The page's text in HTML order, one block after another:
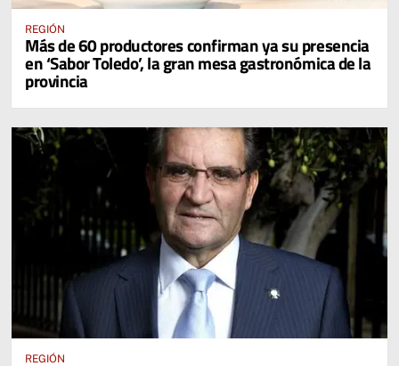
REGIÓN
Más de 60 productores confirman ya su presencia
en ‘Sabor Toledo’, la gran mesa gastronómica de la
provincia
REGIÓN